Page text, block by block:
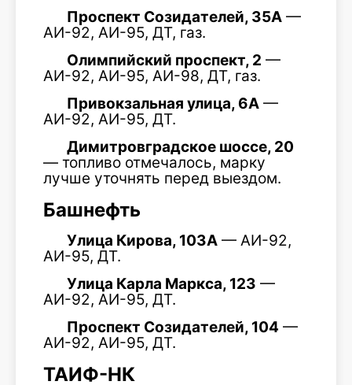
Проспект Созидателей, 35А —
АИ-92, АИ-95, ДТ, газ.
Олимпийский проспект, 2 —
АИ-92, АИ-95, АИ-98, ДТ, газ.
Привокзальная улица, 6А —
АИ-92, АИ-95, ДТ.
Димитровградское шоссе, 20
— топливо отмечалось, марку
лучше уточнять перед выездом.
Башнефть
Улица Кирова, 103А — АИ-92,
АИ-95, ДТ.
Улица Карла Маркса, 123 —
АИ-92, АИ-95, ДТ.
Проспект Созидателей, 104 —
АИ-92, АИ-95, ДТ.
ТАИФ-НК